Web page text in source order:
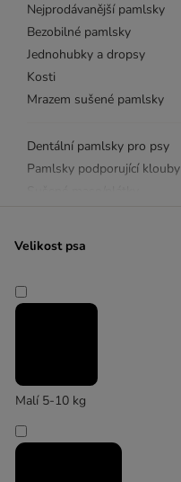
Nejprodávanější pamlsky
Bezobilné pamlsky
Jednohubky a dropsy
Kosti
Mrazem sušené pamlsky
Dentální pamlsky pro psy
Pamlsky podporující klouby
Praktické pamlsky
Další pamlsky
Vepřové pamlsky
Rybí pamlsky
Velikost psa
Malí 5-10 kg